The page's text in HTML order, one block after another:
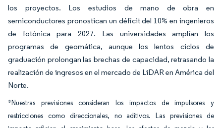
los proyectos. Los estudios de mano de obra en
semiconductores pronostican un déficit del 10% en ingenieros
de fotónica para 2027. Las universidades amplían los
programas de geomática, aunque los lentos ciclos de
graduación prolongan las brechas de capacidad, retrasando la
realización de ingresos en el mercado de LiDAR en América del
Norte.
*Nuestras previsiones consideran los impactos de impulsores y
restricciones como direccionales, no aditivos. Las previsiones de